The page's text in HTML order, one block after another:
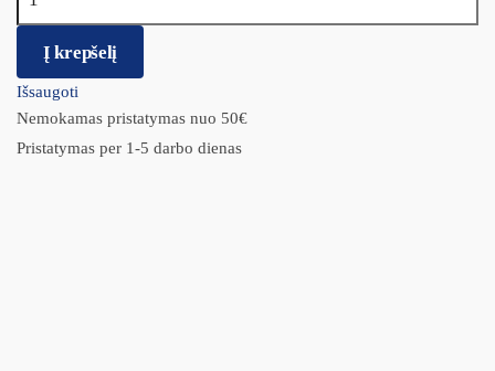
Į krepšelį
Išsaugoti
Nemokamas pristatymas nuo 50€
Pristatymas per 1-5 darbo dienas